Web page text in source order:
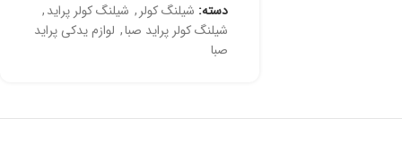
دسته: شیلنگ کولر , شیلنگ کولر پراید,
شیلنگ کولر پراید صبا, لوازم یدکی پراید
صبا